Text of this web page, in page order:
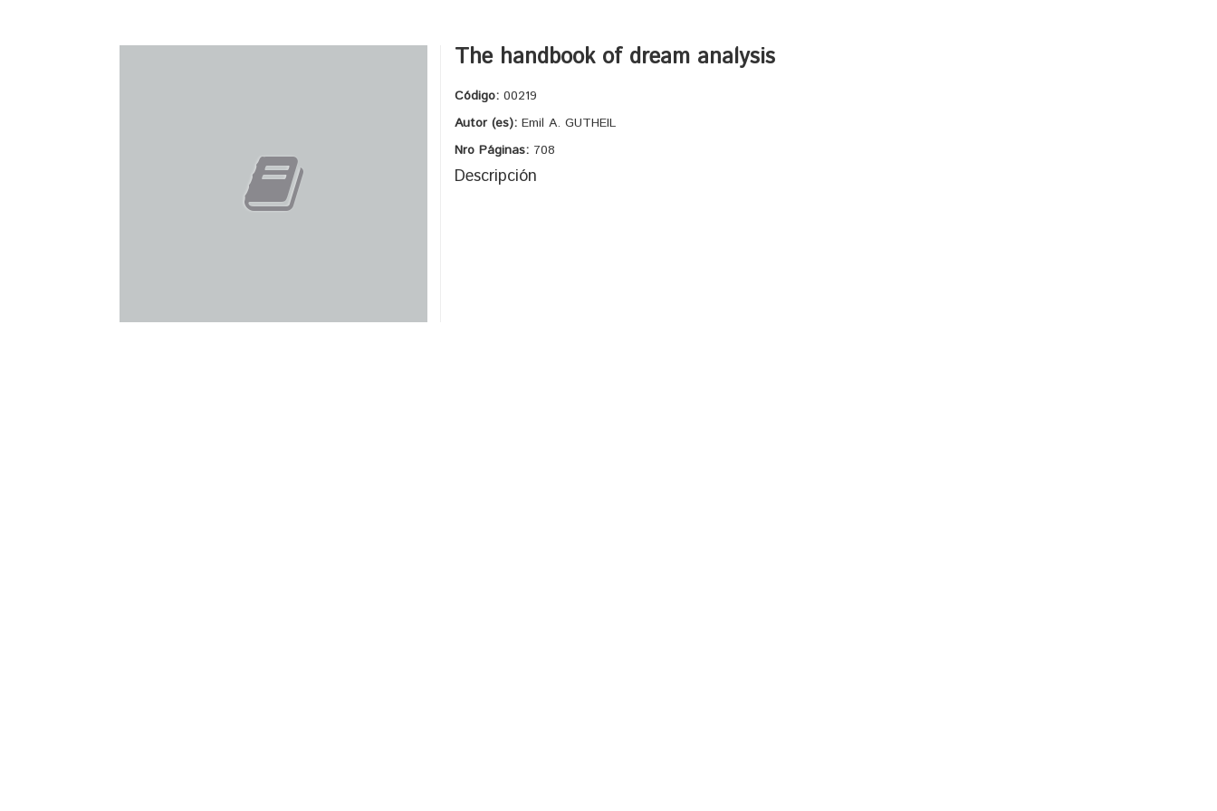
The handbook of dream analysis
Código: 00219
Autor (es): Emil A. GUTHEIL
Nro Páginas: 708
Descripción